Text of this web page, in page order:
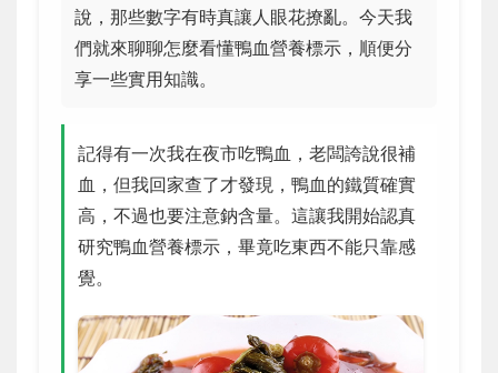
說，那些數字有時真讓人眼花撩亂。今天我
們就來聊聊怎麼看懂鴨血營養標示，順便分
享一些實用知識。
記得有一次我在夜市吃鴨血，老闆誇說很補
血，但我回家查了才發現，鴨血的鐵質確實
高，不過也要注意鈉含量。這讓我開始認真
研究鴨血營養標示，畢竟吃東西不能只靠感
覺。